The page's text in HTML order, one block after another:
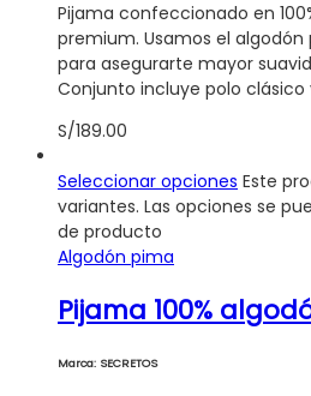
Pijama confeccionado en
premium. Usamos el
para asegurarte mayor
Conjunto incluye polo clásico
S/189.00
Seleccionar opciones Este
variantes. Las opciones se
de producto
Algodón pima
Pijama 100%
Marca: SECRETOS